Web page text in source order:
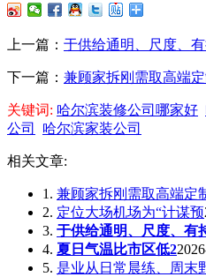
上一篇： 于供给通明、尺度、
下一篇： 兼顾家拆刚需取高端定
关键词: 哈尔滨装修公司哪家好
公司
哈尔滨家装公司
相关文章:
1. 兼顾家拆刚需取高端定
2. 定位大场机场为“计谋预
3. 于供给通明、尺度、有
4. 夏日气温比市区低2
5. 是业从日常晨练、周末